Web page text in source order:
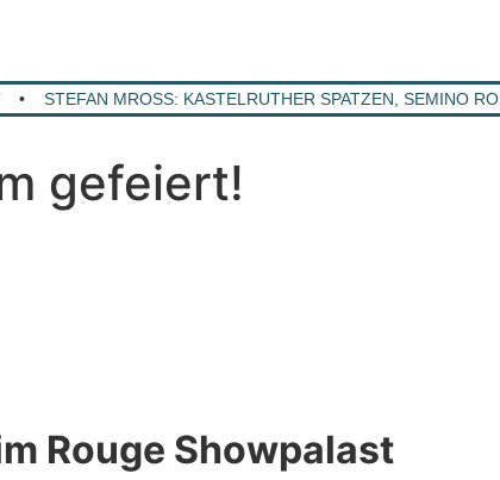
• STEFAN MROSS: KASTELRUTHER SPATZEN, SEMINO
gefeiert!
Rouge Showpalast